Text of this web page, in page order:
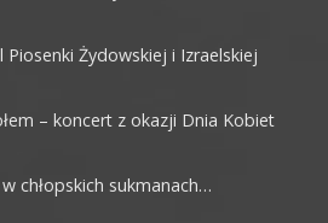
Piosenki Żydowskiej i Izraelskiej
– koncert z okazji Dnia Kobiet
chłopskich sukmanach…